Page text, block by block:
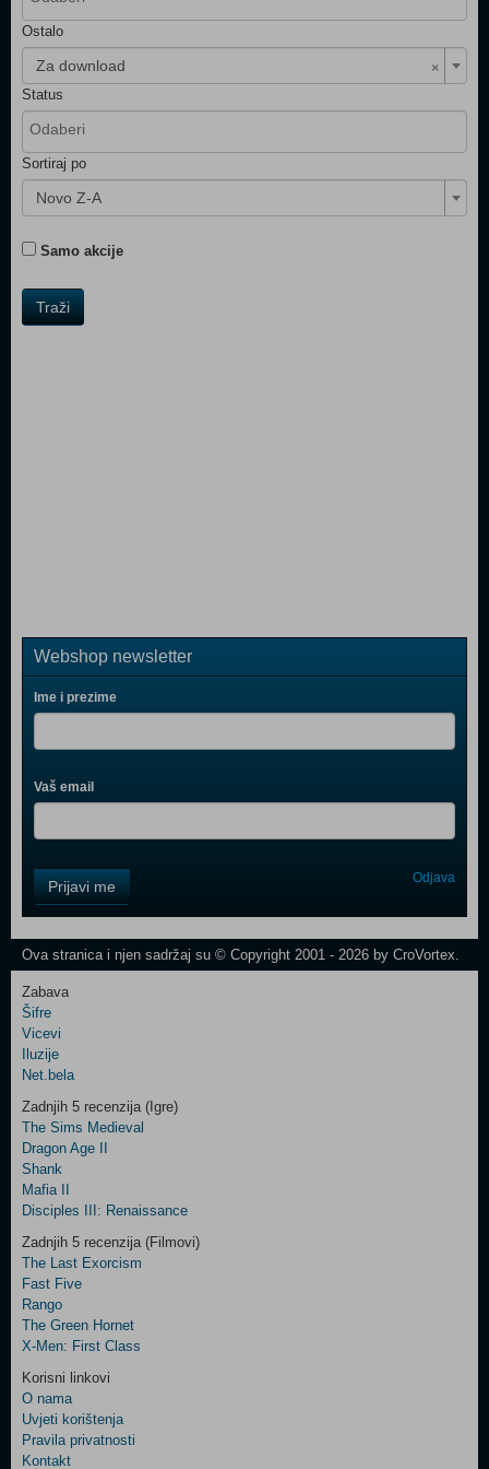
Ostalo
×
Za download
Status
Sortiraj po
Novo Z-A
Samo akcije
Traži
Webshop newsletter
Ime i prezime
Vaš email
Field
One
Control
Two
Newsletter
Control
Field
Three
Prijavi me Odjava
Ova stranica i njen sadržaj su © Copyright 2001 - 2026 by CroVortex.
Zabava
Šifre
Vicevi
Iluzije
Net.bela
Zadnjih 5 recenzija (Igre)
The Sims Medieval
Dragon Age II
Shank
Mafia II
Disciples III: Renaissance
Zadnjih 5 recenzija (Filmovi)
The Last Exorcism
Fast Five
Rango
The Green Hornet
X-Men: First Class
Korisni linkovi
O nama
Uvjeti korištenja
Pravila privatnosti
Kontakt